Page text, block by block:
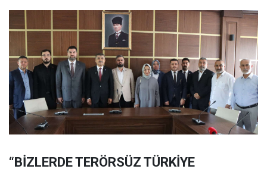
“BİZLERDE TERÖRSÜZ TÜRKİYE